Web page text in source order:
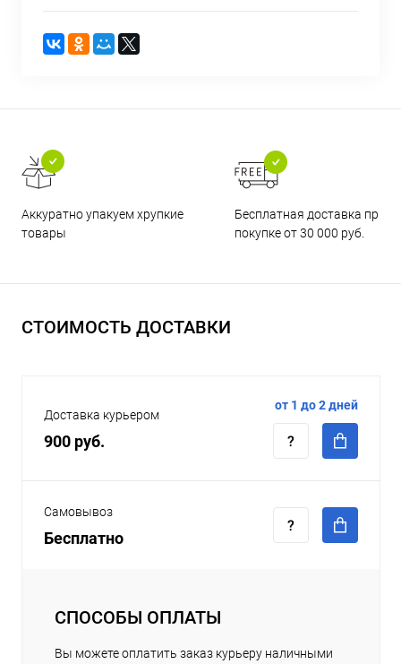
Аккуратно упакуем хрупкие
товары
Бесплатная доставка при
покупке от 30 000 руб.
СТОИМОСТЬ ДОСТАВКИ
Доставка курьером
900 руб.
от 1 до 2 дней
Самовывоз
Бесплатно
СПОСОБЫ ОПЛАТЫ
Вы можете оплатить заказ курьеру наличными